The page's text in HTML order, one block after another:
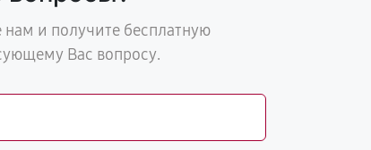
и получите бесплатную
Вас вопросу.